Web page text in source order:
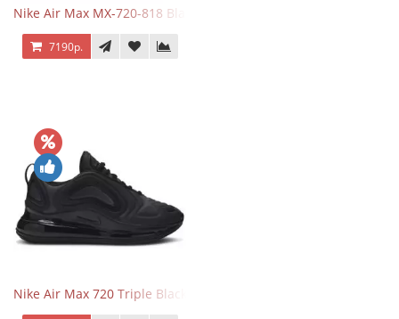
Nike Air Max MX-720-818 Black
7190р.
Nike Air Max 720 Triple Black